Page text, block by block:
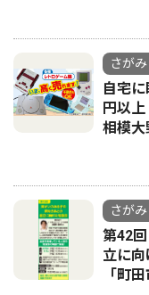
さが
自宅
円以
相模大
さが
第42
立に
「町